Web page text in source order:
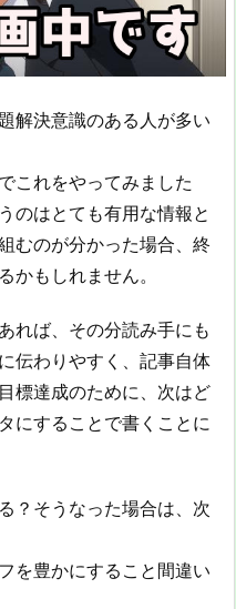
解決意識のある人が多い
これをやってみました
のはとても有用な情報と
むのが分かった場合、終
かもしれません。
れば、その分読み手にも
伝わりやすく、記事自体
標達成のために、次はど
にすることで書くことに
？そうなった場合は、次
を豊かにすること間違い